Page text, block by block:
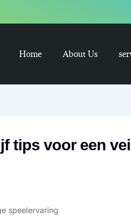
Home About Us
tips voor een
speelervaring